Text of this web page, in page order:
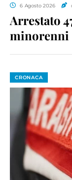
6 Agosto 2026
Arrestato
minorenni
CRONACA